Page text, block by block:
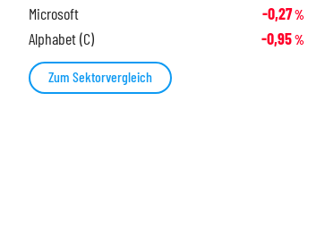
Microsoft -0,27%
Alphabet (C) -0,95%
Zum Sektorvergleich